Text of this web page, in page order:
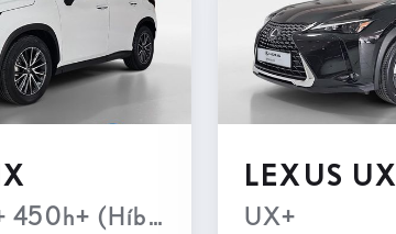
Automatica e-CVT (4X2)
450h+ (Híbrido Enchufable)
LEXUS UX
UX+